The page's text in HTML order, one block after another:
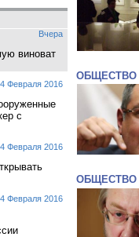
Вчера
виноват
Февраля 2016
с
Февраля 2016
Февраля 2016
ОБЩЕСТВО
ОБЩЕСТВО